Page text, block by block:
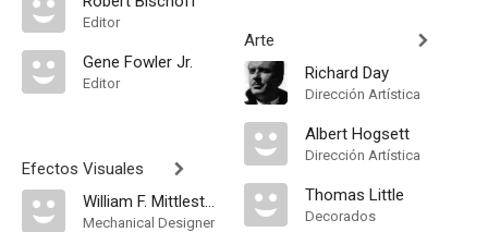
Editor
Gene Fowler Jr.
Editor
Efectos Visuales
William F. Mittlestedt
Mechanical Designer
Arte
Richard Day
Dirección Artística
Albert Hogsett
Dirección Artística
Thomas Little
Decorados